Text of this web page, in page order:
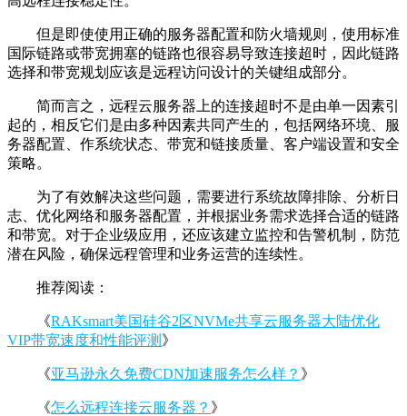
但是即使使用正确的服务器配置和防火墙规则，使用标准
国际链路或带宽拥塞的链路也很容易导致连接超时，因此链路
选择和带宽规划应该是远程访问设计的关键组成部分。
简而言之，远程云服务器上的连接超时不是由单一因素引
起的，相反它们是由多种因素共同产生的，包括网络环境、服
务器配置、作系统状态、带宽和链接质量、客户端设置和安全
策略。
为了有效解决这些问题，需要进行系统故障排除、分析日
志、优化网络和服务器配置，并根据业务需求选择合适的链路
和带宽。对于企业级应用，还应该建立监控和告警机制，防范
潜在风险，确保远程管理和业务运营的连续性。
推荐阅读：
《RAKsmart美国硅谷2区NVMe共享云服务器大陆优化
VIP带宽速度和性能评测 》
《亚马逊永久免费CDN加速服务怎么样？ 》
《怎么远程连接云服务器？ 》